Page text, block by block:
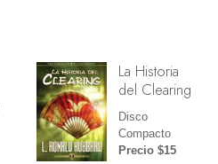
La Historia
del Clearing
Disco
Compacto
Precio $15